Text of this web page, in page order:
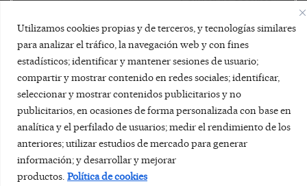
Utilizamos cookies propias y de terceros, y tecnologías similares
para analizar el tráfico, la navegación web y con fines
estadísticos; identificar y mantener sesiones de usuario;
compartir y mostrar contenido en redes sociales; identificar,
seleccionar y mostrar contenidos publicitarios y no
publicitarios, en ocasiones de forma personalizada con base en
analítica y el perfilado de usuarios; medir el rendimiento de los
anteriores; utilizar estudios de mercado para generar
información; y desarrollar y mejorar
productos. Política de cookies